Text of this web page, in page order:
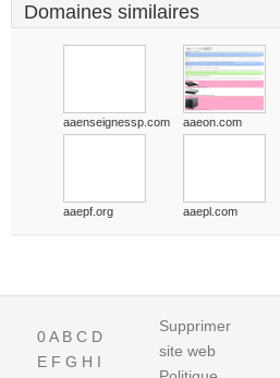
Domaines similaires
aaenseignessp.com aaeon.com
aaepf.org aaepl.com
0A B C D
E F G H I
Supprimer
site web